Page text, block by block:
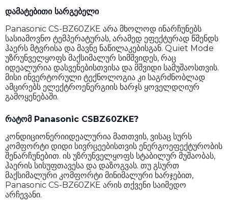
დამატებითი სარგებელი
Panasonic CS-BZ60ZKE არა მხოლოდ ინარჩუნებს
სასიამოვნო ტემპერატურას, არამედ ეფექტურად წმენდს
ჰაერს მტვრისა და მავნე ნაწილაკებისგან. Quiet Mode
უზრუნველყოფს მაქსიმალურ სიმშვიდეს, რაც
იდეალურია დასვენებისთვისა და მშვიდი სამუშაოსთვის.
მისი ინვერტორული ტექნოლოგია კი საგრძნობლად
ამცირებს ელექტროენერგიის ხარჯს ყოველდღიურ
გამოყენებაში.
რატომ Panasonic CSBZ60ZKE?
კონდიციონერიიდეალურია მათთვის, ვისაც სურს
კომფორტი დიდი სივრცეებისთვის ენერგოეფექტურობის
შენარჩუნებით. ის უზრუნველყოფს სტაბილურ მუშაობას,
ჰაერის სისუფთავესა და დაზოგვას. თუ გსურთ
მაქსიმალური კომფორტი მინიმალური ხარჯებით,
Panasonic CS-BZ60ZKE არის თქვენი საიმედო
არჩევანი.